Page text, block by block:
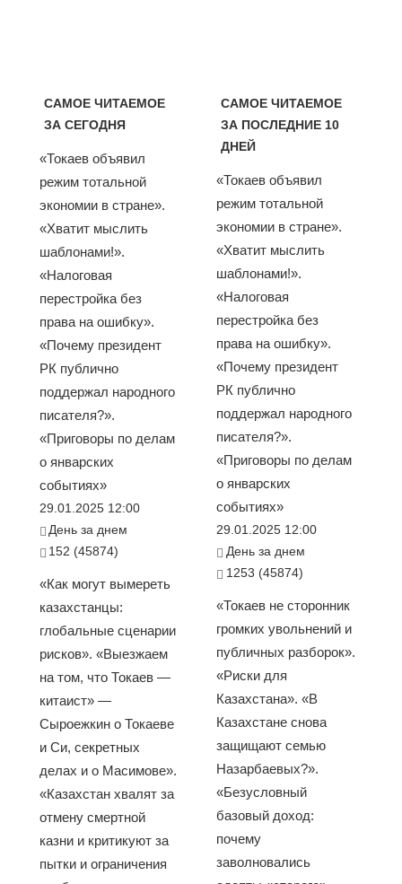
САМОЕ ЧИТАЕМОЕ
ЗА СЕГОДНЯ
«Токаев объявил
режим тотальной
экономии в стране».
«Хватит мыслить
шаблонами!».
«Налоговая
перестройка без
права на ошибку».
«Почему президент
РК публично
поддержал народного
писателя?».
«Приговоры по делам
о январских
событиях»
29.01.2025 12:00
День за днем
152 (45874)
«Как могут вымереть
казахстанцы:
глобальные сценарии
рисков». «Выезжаем
на том, что Токаев —
китаист» —
Сыроежкин о Токаеве
и Си, секретных
делах и о Масимове».
«Казахстан хвалят за
отмену смертной
казни и критикуют за
пытки и ограничения
САМОЕ ЧИТАЕМОЕ
ЗА ПОСЛЕДНИЕ 10
ДНЕЙ
«Токаев объявил
режим тотальной
экономии в стране».
«Хватит мыслить
шаблонами!».
«Налоговая
перестройка без
права на ошибку».
«Почему президент
РК публично
поддержал народного
писателя?».
«Приговоры по делам
о январских
событиях»
29.01.2025 12:00
День за днем
1253 (45874)
«Токаев не сторонник
громких увольнений и
публичных разборок».
«Риски для
Казахстана». «В
Казахстане снова
защищают семью
Назарбаевых?».
«Безусловный
базовый доход:
почему
заволновались